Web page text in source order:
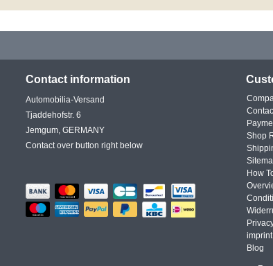
Contact information
Automobilia-Versand
Tjaddehofstr. 6
Jemgum, GERMANY
Contact over button right below
Shop
How
imprint
Blog